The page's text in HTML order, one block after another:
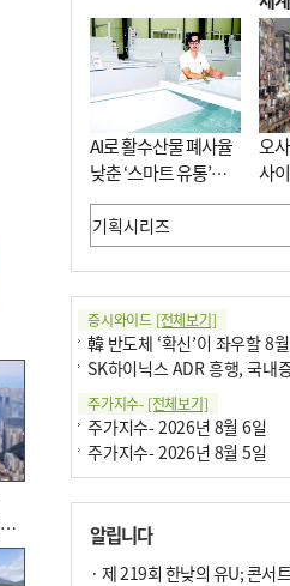
AI로 활수산물 폐사율
낮춘 ‘스마트 유통’…
사막·산악지대 수출
도전
오
사
쳐
증시와이드 [전체보기]
韓 반도체 ‘확신’이 좌우할 8
SK하이닉스 ADR 흥행, 국내
주가지수- [전체보기]
주가지수- 2026년 8월 6일
주가지수- 2026년 8월 5일
알립니다
· 제 219회 한낮의 유U; 콘서트